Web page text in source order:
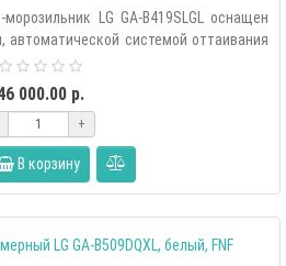
LG GA-B419SLGL оснащен
системой оттаивания
000.00 р.
+
В корзину